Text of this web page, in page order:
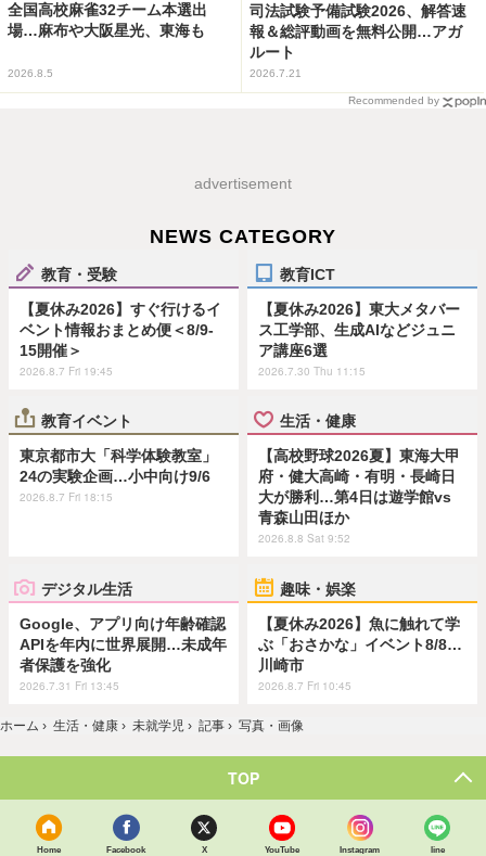
全国高校麻雀32チーム本選出
場…麻布や大阪星光、東海も
2026.8.5
司法試験予備試験2026、解答速
報＆総評動画を無料公開…アガ
ルート
2026.7.21
Recommended by
advertisement
NEWS CATEGORY
教育・受験
【夏休み2026】すぐ行けるイ
ベント情報おまとめ便＜8/9-
15開催＞
2026.8.7 Fri 19:45
教育ICT
【夏休み2026】東大メタバー
ス工学部、生成AIなどジュニ
ア講座6選
2026.7.30 Thu 11:15
教育イベント
東京都市大「科学体験教室」
24の実験企画…小中向け9/6
2026.8.7 Fri 18:15
生活・健康
【高校野球2026夏】東海大甲
府・健大高崎・有明・長崎日
大が勝利…第4日は遊学館vs
青森山田ほか
2026.8.8 Sat 9:52
デジタル生活
Google、アプリ向け年齢確認
APIを年内に世界展開…未成年
者保護を強化
2026.7.31 Fri 13:45
趣味・娯楽
【夏休み2026】魚に触れて学
ぶ「おさかな」イベント8/8…
川崎市
2026.8.7 Fri 10:45
ホーム › 生活・健康 › 未就学児 › 記事 › 写真・画像
TOP
Home Facebook X YouTube Instagram line